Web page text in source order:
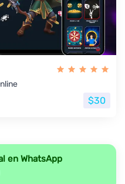
$30
en WhatsApp